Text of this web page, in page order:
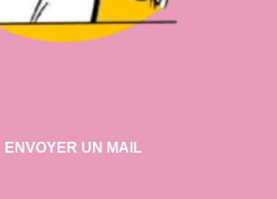
ENVOYER UN MAIL